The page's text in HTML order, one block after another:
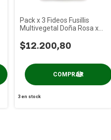
Pack x 3 Fideos Fusillis
Multivegetal Doña Rosa x
$12.200,80
3 en stock